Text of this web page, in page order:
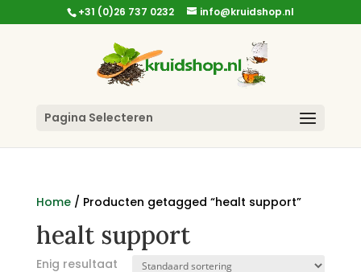
+31 (0)26 737 0232 info@kruidshop.nl
Pagina Selecteren
Home/ Producten getagged “healt support”
healt support
Enig resultaat